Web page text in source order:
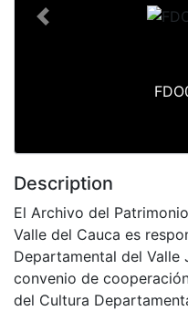
Previous
Description
El Archivo del
Valle del Cauca es
Departamental del Valle
convenio de
del Cultura